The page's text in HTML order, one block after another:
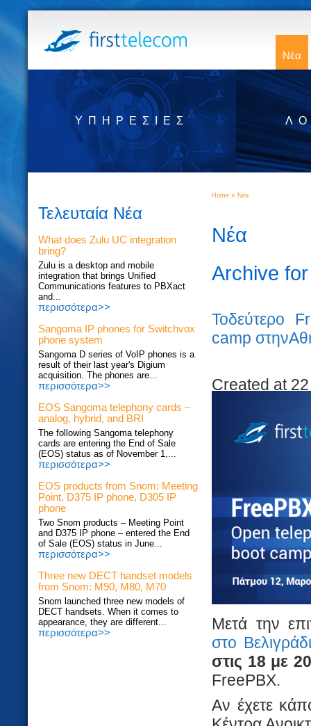
Νέα
ΥΠΗΡΕΣΊΕΣ
Τελευταία Νέα
What does Zulu UC integration
bring?
Zulu is a desktop and mobile
integration that brings Unified
Communications features to PBXact
and...
περισσότερα>>
Sangoma IP phones for Switchvox
phone system
Sangoma D series of VoIP phones is a
result of their last year's Digium
acquisition. The phones are...
περισσότερα>>
EOS Sangoma telephony cards –
analog, hybrid, and BRI
The following Sangoma telephony
cards are entering the End of Sale
(EOS) status as of November 1,...
περισσότερα>>
EOS products from Snom: Meeting
Point, D375 IP phone, D305 IP
phone
Two Snom products – Meeting Point
and D375 IP phone – entered the End
of Sale (EOS) status in June...
περισσότερα>>
Three new DECT handset models
from Snom: M90, M80, M70
Snom launched three new models of
DECT handsets. When it comes to
appearance, they are different...
περισσότερα>>
Home » Νέα
Νέα
Archive
Τοδεύτερο
camp
Created at
Μετά την
στο
στις 18 με
FreePBX.
Αν έχετε